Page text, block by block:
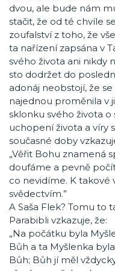
dvou, ale bude nám
stačit, že od té chvíle
zoufalství z toho, že
ta nařízení zapsána v
svého života ani nikdy
sto dodržet do
adonáj neobstojí, že se
najednou proměnila v
sklonku svého života o
uchopení života a víry
současné doby
„Věřit Bohu znamená
doufáme a pevně
co nevidíme. K takové
svědectvím.”
A Saša Flek? Tomu to
Parabibli vzkazuje, že:
„Na počátku byla
Bůh a ta Myšlenka byla
Bůh; Bůh jí měl